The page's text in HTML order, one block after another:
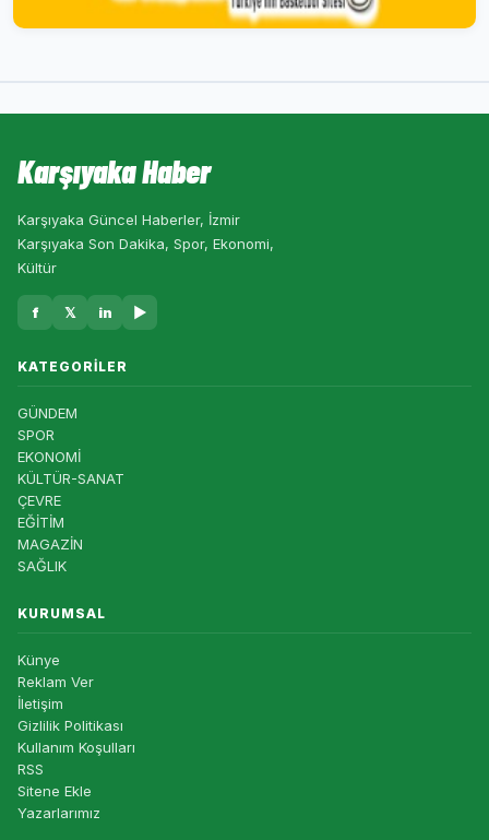
Karşıyaka Haber
Karşıyaka Güncel Haberler, İzmir
Karşıyaka Son Dakika, Spor, Ekonomi,
Kültür
f 𝕏 in ▶
KATEGORILER
GÜNDEM
SPOR
EKONOMİ
KÜLTÜR-SANAT
ÇEVRE
EĞİTİM
MAGAZİN
SAĞLIK
KURUMSAL
Künye
Reklam Ver
İletişim
Gizlilik Politikası
Kullanım Koşulları
RSS
Sitene Ekle
Yazarlarımız